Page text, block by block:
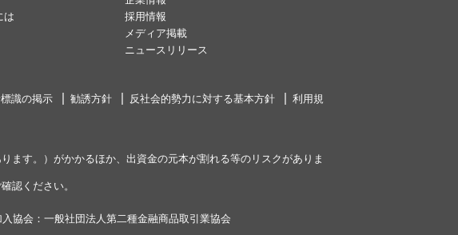
は
採用情報
メディア掲載
ニュースリリース
識の掲示 勧誘方針 反社会的勢力に対する基本方針
利用規
ます。）がかかるほか、出資金の元本が割れる等のリスクがありま
認ください。
会：一般社団法人第二種金融商品取引業協会